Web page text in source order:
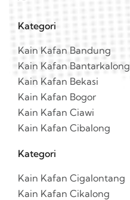
Kategori
Kain Kafan Bandung
Kain Kafan Bantarkalong
Kain Kafan Bekasi
Kain Kafan Bogor
Kain Kafan Ciawi
Kain Kafan Cibalong
Kategori
Kain Kafan Cigalontang
Kain Kafan Cikalong